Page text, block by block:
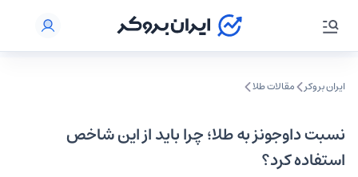
ایران بروکر مقالات طلا
نسبت داوجونز به طلا؛ چرا باید از این شاخص
استفاده کرد؟